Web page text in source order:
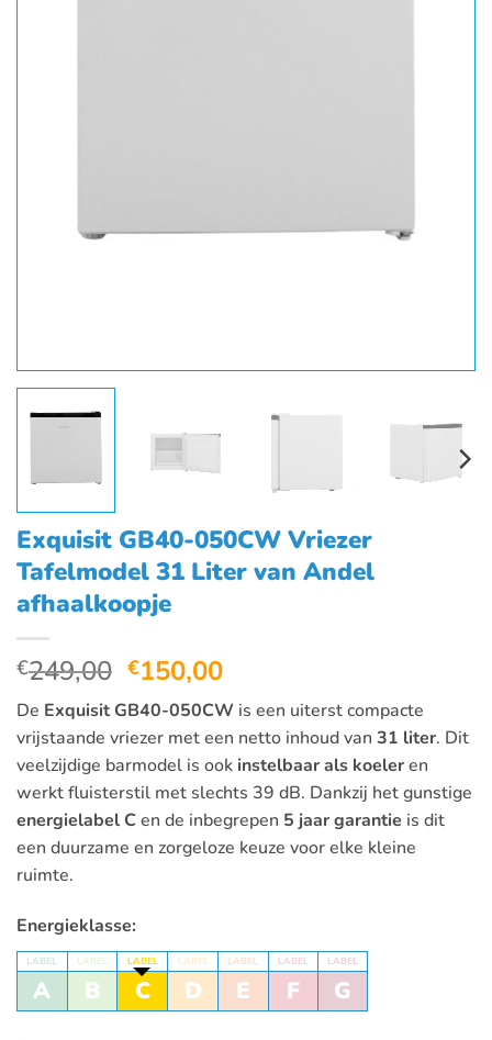
Exquisit GB40-050CW Vriezer
Tafelmodel 31 Liter van Andel
afhaalkoopje
€249,00 Oorspronkelijke
prijs
was:
€249,00.
€150,00Huidige
prijs
is:
€150,00.
De Exquisit GB40-050CW is een uiterst compacte
vrijstaande vriezer met een netto inhoud van 31 liter. Dit
veelzijdige barmodel is ook instelbaar als koeleren
werkt fluisterstil met slechts 39 dB. Dankzij het gunstige
energielabel Cen de inbegrepen 5 jaar garantie is dit
een duurzame en zorgeloze keuze voor elke kleine
ruimte.
Energieklasse:
LABEL
A
LABEL
B
LABEL
C
LABEL
D
LABEL
E
LABEL
F
LABEL
G